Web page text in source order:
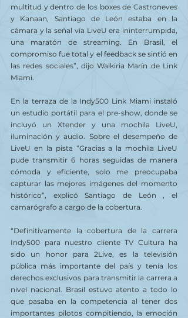
multitud y dentro de los boxes de Castroneves
y Kanaan, Santiago de León estaba en la
cámara y la señal vía LiveU era ininterrumpida,
una maratón de streaming. En Brasil, el
compromiso fue total y el feedback se sintió en
las redes sociales”, dijo Walkiria Marín de Link
Miami.
En la terraza de la Indy500 Link Miami instaló
un estudio portátil para el pre-show, donde se
incluyó un Xtender y una mochila LiveU,
iluminación y audio. Sobre el desempeño de
LiveU en la pista “Gracias a la mochila LiveU
pude transmitir 6 horas seguidas de manera
cómoda y eficiente, solo me preocupaba
capturar las mejores imágenes del momento
histórico”, explicó Santiago de León , el
camarógrafo a cargo de la cobertura.
“Definitivamente la cobertura de la carrera
Indy500 para nuestro cliente TV Cultura ha
sido un honor para 2Live, es la televisión
pública más importante del país y tenía los
derechos exclusivos para transmitir la carrera a
nivel nacional. Brasil estuvo atento a todo lo
que pasaba en la competencia al tener dos
importantes pilotos compitiendo, la emoción